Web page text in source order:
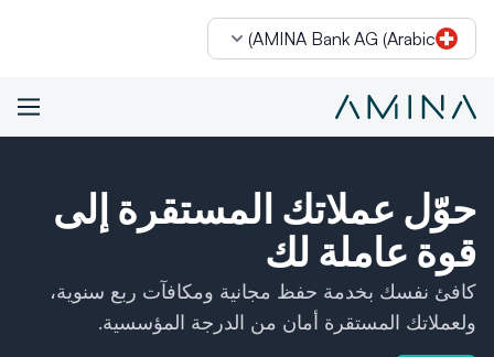
AMINA Bank AG (Arabic)
حوّل عملاتك المستقرة إلى
قوة عاملة لك
كافئ نفسك بخدمة حفظ مجانية ومكافآت ربع سنوية،
ولعملاتك المستقرة أمان من الدرجة المؤسسية.